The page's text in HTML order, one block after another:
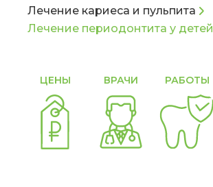
Лечение кариеса и пульпита
Лечение периодонтита у детей
ЦЕНЫ ВРАЧИ РАБОТЫ